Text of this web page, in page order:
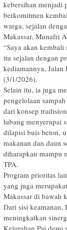
kebersihan menjadi
berkomitmen
warga, sejalan
Makassar, Munafri
“Saya akan
itu sejalan dengan
kediamannya, Jalan
(3/1/2026).
Selain itu, ia juga
pengelolaan
dari konsep
lubang menyerupai
dilapisi buis beton,
makanan dan daun
diharapkan mampu
TPA.
Program prioritas
yang juga
Makassar di bawah
Dari sisi keamanan,
meningkatkan
Kelurahan Pai demi